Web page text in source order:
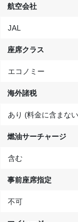
航空会社
JAL
座席クラス
エコノミー
海外諸税
あり (料金に含まな
燃油サーチャージ
含む
事前座席指定
不可